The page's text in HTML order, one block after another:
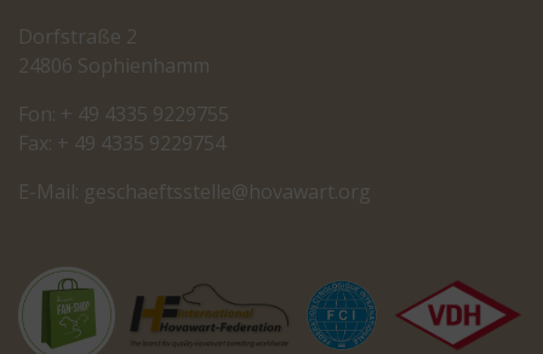
Dorfstraße 2
24806 Sophienhamm
Fon: + 49 4335 9229755
Fax: + 49 4335 9229754
E-Mail:
gro.t
rawav
oh@el
letss
tfeah
cseg